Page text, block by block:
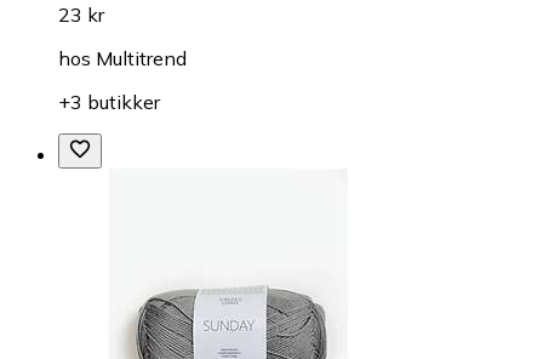
23 kr
hos Multitrend
+3 butikker